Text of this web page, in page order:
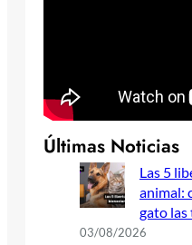
Últimas Noticias
Las 5
animal:
gato las
03/08/2026